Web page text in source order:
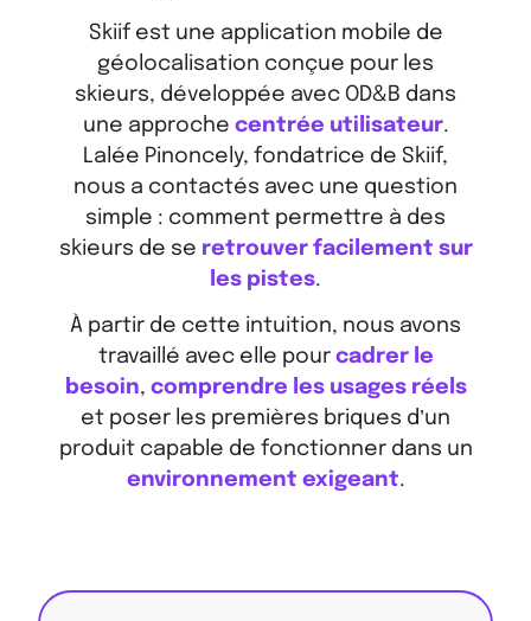
Skiif est une application mobile de
géolocalisation conçue pour les
skieurs, développée avec OD&B dans
une approche centrée utilisateur.
Lalée Pinoncely, fondatrice de Skiif,
nous a contactés avec une question
simple : comment permettre à des
skieurs de se retrouver facilement sur
les pistes.
À partir de cette intuition, nous avons
travaillé avec elle pour cadrer le
besoin, comprendre les usages réels
et poser les premières briques d’un
produit capable de fonctionner dans un
environnement exigeant.